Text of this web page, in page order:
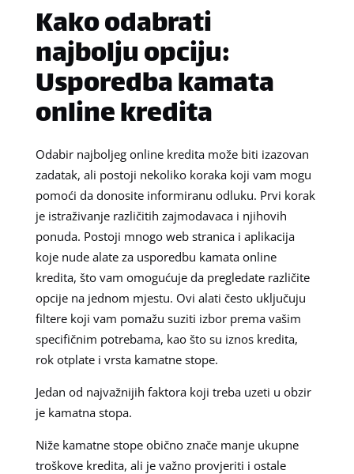
Kako odabrati
najbolju opciju:
Usporedba kamata
online kredita
Odabir najboljeg online kredita može biti izazovan
zadatak, ali postoji nekoliko koraka koji vam mogu
pomoći da donosite informiranu odluku. Prvi korak
je istraživanje različitih zajmodavaca i njihovih
ponuda. Postoji mnogo web stranica i aplikacija
koje nude alate za usporedbu kamata online
kredita, što vam omogućuje da pregledate različite
opcije na jednom mjestu. Ovi alati često uključuju
filtere koji vam pomažu suziti izbor prema vašim
specifičnim potrebama, kao što su iznos kredita,
rok otplate i vrsta kamatne stope.
Jedan od najvažnijih faktora koji treba uzeti u obzir
je kamatna stopa.
Niže kamatne stope obično znače manje ukupne
troškove kredita, ali je važno provjeriti i ostale